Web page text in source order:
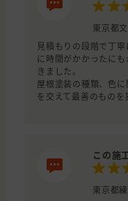
東京都
見積もりの段階で丁
に時間がかかったに
きました。
屋根塗装の種類、色
を交えて最善のものを
この施
東京都